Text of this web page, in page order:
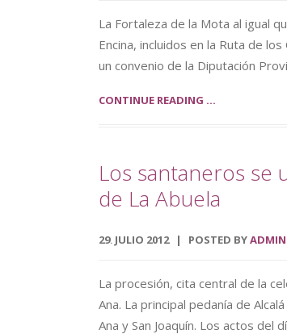
La Fortaleza de la Mota al igual
Encina, incluidos en la Ruta de
un convenio de la Diputación
CONTINUE READING ...
Los santaneros se
de La Abuela
29. JULIO 2012 POSTED BYADMIN
La procesión, cita central de la
Ana. La principal pedanía de
Ana y San Joaquín. Los actos del